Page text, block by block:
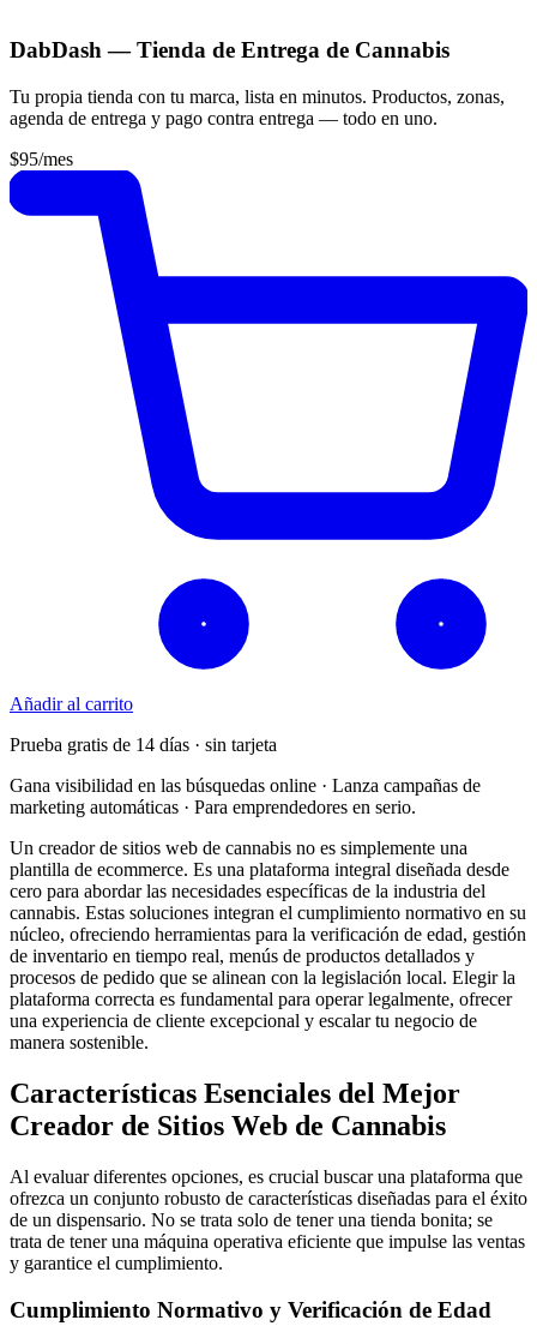
DabDash — Tienda de Entrega de Cannabis
Tu propia tienda con tu marca, lista en minutos. Productos, zonas,
agenda de entrega y pago contra entrega — todo en uno.
$95/mes
Añadir al carrito
Prueba gratis de 14 días · sin tarjeta
Gana visibilidad en las búsquedas online · Lanza campañas de
marketing automáticas · Para emprendedores en serio.
Un creador de sitios web de cannabis no es simplemente una
plantilla de ecommerce. Es una plataforma integral diseñada desde
cero para abordar las necesidades específicas de la industria del
cannabis. Estas soluciones integran el cumplimiento normativo en su
núcleo, ofreciendo herramientas para la verificación de edad, gestión
de inventario en tiempo real, menús de productos detallados y
procesos de pedido que se alinean con la legislación local. Elegir la
plataforma correcta es fundamental para operar legalmente, ofrecer
una experiencia de cliente excepcional y escalar tu negocio de
manera sostenible.
Características Esenciales del Mejor
Creador de Sitios Web de Cannabis
Al evaluar diferentes opciones, es crucial buscar una plataforma que
ofrezca un conjunto robusto de características diseñadas para el éxito
de un dispensario. No se trata solo de tener una tienda bonita; se
trata de tener una máquina operativa eficiente que impulse las ventas
y garantice el cumplimiento.
Cumplimiento Normativo y Verificación de Edad